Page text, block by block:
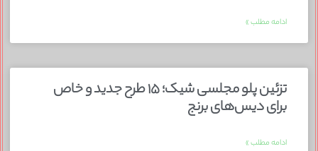
ادامه مطلب »
تزئین پلو مجلسی شیک؛ ۱۵ طرح جدید و خاص
برای دیس‌های برنج
ادامه مطلب »